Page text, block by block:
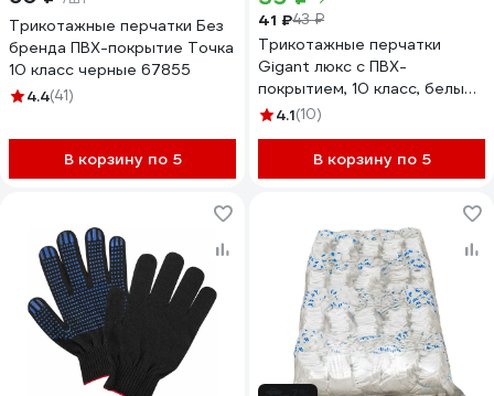
Трикотажные перчатки Без
бренда ПВХ-покрытие Точка
10 класс черные 67855
4.4(41)
В корзину по 5
41 ₽43 ₽
Трикотажные перчатки
Gigant люкс с ПВХ-
покрытием, 10 класс, белые,
размер 9 GGC-14
4.1(10)
В корзину по 5